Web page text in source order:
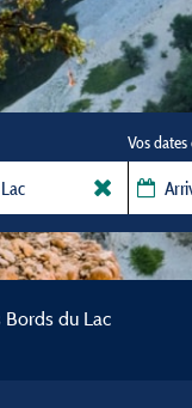
Vos
du Lac